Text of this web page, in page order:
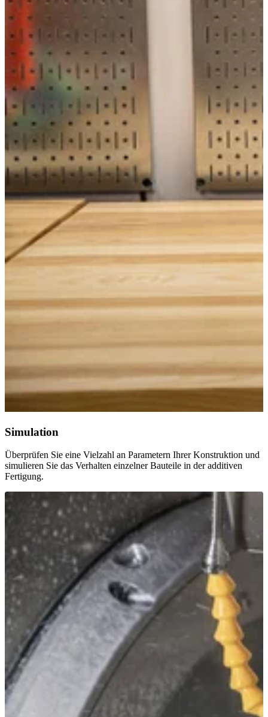
Simulation
Überprüfen Sie eine Vielzahl an Parametern Ihrer Konstruktion und
simulieren Sie das Verhalten einzelner Bauteile in der additiven
Fertigung.